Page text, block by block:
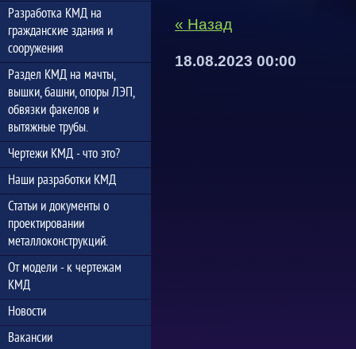
« Назад
18.08.2023 00:00
Разработка КМД на
гражданские здания и
сооружения
Раздел КМД на мачты,
вышки, башни, опоры ЛЭП,
обвязки факелов и
вытяжные трубы.
Чертежи КМД - что это?
Наши разработки КМД
Статьи и документы о
проектировании
металлоконструкций.
От модели - к чертежам
КМД
Новости
Вакансии